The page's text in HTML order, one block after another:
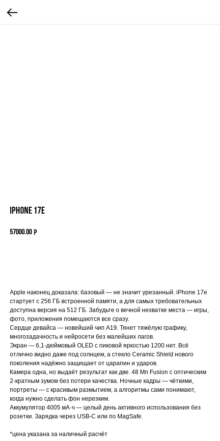
iPhone 17e
57000.00 Р
Apple наконец доказала: базовый — не значит урезанный. iPhone 17e
стартует с 256 ГБ встроенной памяти, а для самых требовательных
доступна версия на 512 ГБ. Забудьте о вечной нехватке места — игры,
фото, приложения помещаются все сразу.
Сердце девайса — новейший чип A19. Тянет тяжёлую графику,
многозадачность и нейросети без малейших лагов.
Экран — 6,1-дюймовый OLED с пиковой яркостью 1200 нит. Всё
отлично видно даже под солнцем, а стекло Ceramic Shield нового
поколения надёжно защищает от царапин и ударов.
Камера одна, но выдаёт результат как две. 48 Мп Fusion с оптическим
2-кратным зумом без потери качества. Ночные кадры — чёткими,
портреты — с красивым размытием, а алгоритмы сами понимают,
когда нужно сделать фон нерезким.
Аккумулятор 4005 мА·ч — целый день активного использования без
розетки. Зарядка через USB-C или по MagSafe.
*цена указана за наличный расчёт